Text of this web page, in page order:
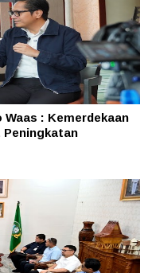
Waas : Kemerdekaan
Peningkatan